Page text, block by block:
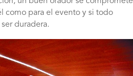
como para el evento y si todo
duradera.